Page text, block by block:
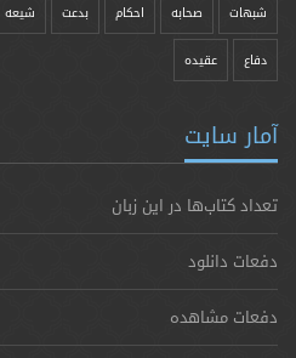
شبهات صحابه احکام بدعت شیعه
دفاع عقیده
آمار سایت
تعداد کتاب‌ها در این زبان
دفعات دانلود
دفعات مشاهده